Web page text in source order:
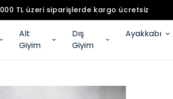
TL üzeri siparişlerde kargo ücretsiz
Alt
Giyim
Dış
Giyim
Ayakkabı